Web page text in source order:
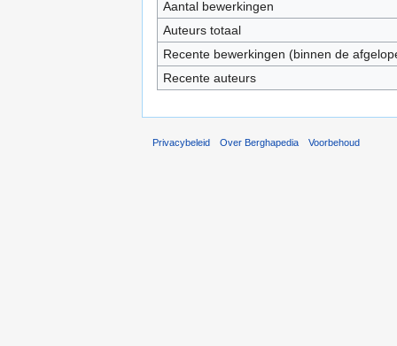
Aantal bewerkingen
Auteurs totaal
Recente bewerkingen (binnen de
Recente auteurs
Privacybeleid Over Berghapedia Voorbehoud